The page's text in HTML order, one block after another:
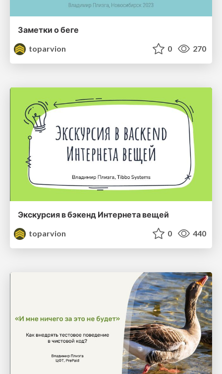
Заметки о беге
toparvion
0 270
Экскурсия в бэкенд Интернета вещей
toparvion
0 440